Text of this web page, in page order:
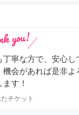
丁寧な方で、安心し
機会があれば是非
す！
チケット